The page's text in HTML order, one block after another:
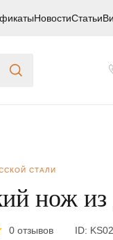
НовостиСтатьи
СТАЛИ
нож из
0 отзывов ID: